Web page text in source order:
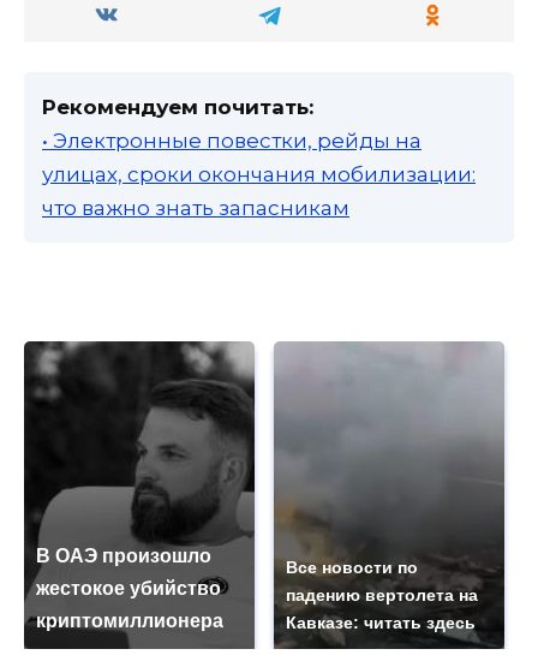
Рекомендуем почитать:
• Электронные повестки, рейды на
улицах, сроки окончания мобилизации:
что важно знать запасникам
В ОАЭ произошло
жестокое убийство
криптомиллионера
Все новости по
падению вертолета на
Кавказе: читать здесь